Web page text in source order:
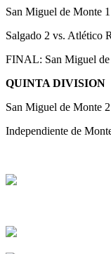
San Miguel de Monte
Salgado 2 vs. Atlético
FINAL: San Miguel
QUINTA DIVISION
San Miguel de Monte
Independiente de